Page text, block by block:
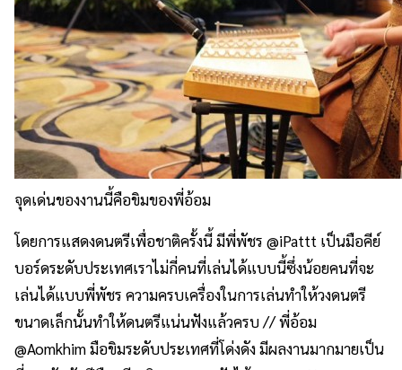
จุดเด่นของงานนี้คือขิมของพี่อ้อม
โดยการแสดงดนตรีเพื่อชาติครั้งนี้ มีพี่พัชร @iPattt เป็นมือคีย์
บอร์ดระดับประเทศเราไม่กี่คนที่เล่นได้แบบนี้ซึ่งน้อยคนที่จะ
เล่นได้แบบพี่พัชร ความครบเครื่องในการเล่นทำให้วงดนตรี
ขนาดเล็กนั้นทำให้ดนตรีแน่นฟังแล้วครบ // พี่อ้อม
@Aomkhim มือขิมระดับประเทศที่โด่งดัง มีผลงานมากมายเป็น